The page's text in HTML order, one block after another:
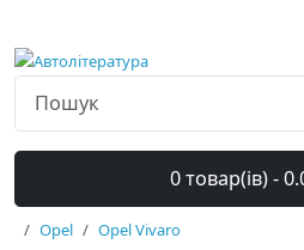
0 товар(ів) -
Opel Opel Vivaro